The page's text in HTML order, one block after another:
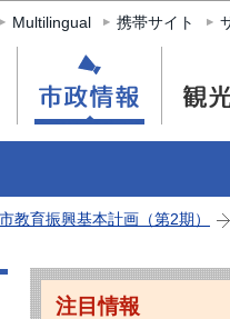
Multilingual 携帯サイト
教育振興基本計画（第2期）
注目情報